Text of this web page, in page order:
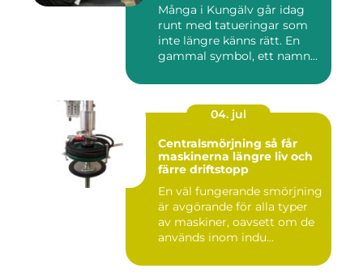
Många i Kungälv går idag
runt med tatueringar som
inte längre känns rätt. En
gammal symbol, ett namn...
04. jul
Centralsmörjning så får
maskinerna längre liv och
färre driftstopp
En väl fungerande smörjning
är avgörande för alla typer
av maskiner, oavsett om de
används inom indu...